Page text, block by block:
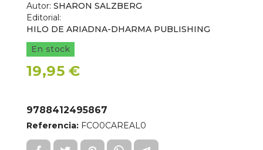
Autor: SHARON SALZBERG
Editorial:
HILO DE ARIADNA-DHARMA PUBLISHING
En stock
19,95 €
9788412495867
Referencia: FCO0CAREAL0